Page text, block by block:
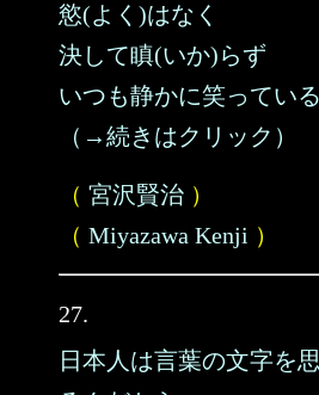
慾(よく)はなく
決して瞋(いか)らず
いつも静かに笑ってい
（→続きはクリック）
（ 宮沢賢治 ）
（ Miyazawa Kenji ）
27.
日本人は言葉の文字を